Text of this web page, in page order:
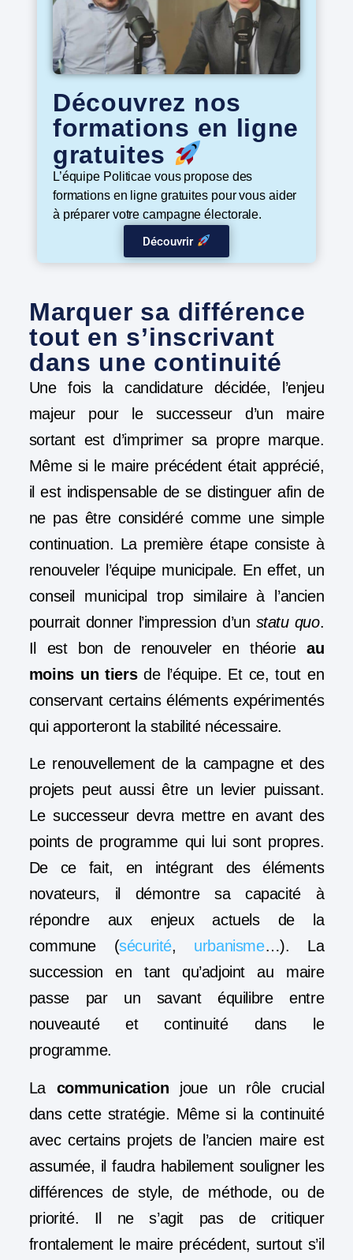
Découvrez nos
formations en ligne
gratuites
L’équipe Politicae vous propose des
formations en ligne gratuites pour vous aider
à préparer votre campagne électorale.
Découvrir
Marquer sa différence
tout en s’inscrivant
dans une continuité
Une fois la candidature décidée, l’enjeu
majeur pour le successeur d’un maire
sortant est d’imprimer sa propre marque.
Même si le maire précédent était apprécié,
il est indispensable de se distinguer afin de
ne pas être considéré comme une simple
continuation. La première étape consiste à
renouveler l’équipe municipale. En effet, un
conseil municipal trop similaire à l’ancien
pourrait donner l’impression d’un statu quo.
Il est bon de renouveler en théorie au
moins un tiersde l’équipe. Et ce, tout en
conservant certains éléments expérimentés
qui apporteront la stabilité nécessaire.
Le renouvellement de la campagne et des
projets peut aussi être un levier puissant.
Le successeur devra mettre en avant des
points de programme qui lui sont propres.
De ce fait, en intégrant des éléments
novateurs, il démontre sa capacité à
répondre aux enjeux actuels de la
commune (sécurité, urbanisme…). La
succession en tant qu’adjoint au maire
passe par un savant équilibre entre
nouveauté et continuité dans le
programme.
La communication joue un rôle crucial
dans cette stratégie. Même si la continuité
avec certains projets de l’ancien maire est
assumée, il faudra habilement souligner les
différences de style, de méthode, ou de
priorité. Il ne s’agit pas de critiquer
frontalement le maire précédent, surtout s’il